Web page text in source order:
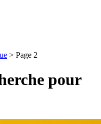
> Page 2
pour